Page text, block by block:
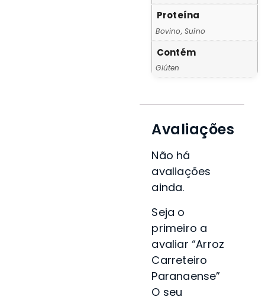
Proteína
Bovino, Suíno
Contém
Glúten
Avaliações
Não há
avaliações
ainda.
Seja o
primeiro a
avaliar “Arroz
Carreteiro
Paranaense”
O seu